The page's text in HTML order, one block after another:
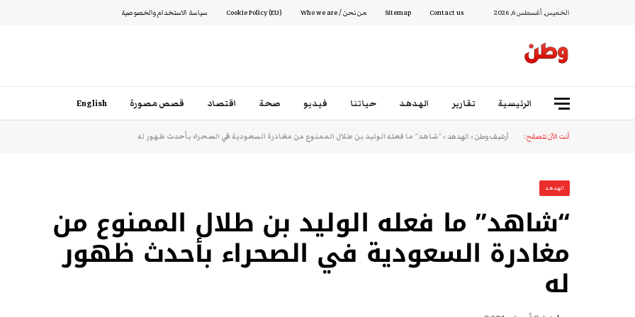
الخميس, أغسطس 6, 2026 Contact us
Sitemap من نحن / Who we are Cookie Policy (EU) سياسة الاستخدام والخصوصية
الرئيسية تقارير الهدهد حياتنا فيديو صحة اقتصاد قصص مصورة English
أنت الآن تتصفح: أرشيف وطن»الهدهد»“شاهد” ما فعله الوليد بن طلال الممنوع من مغادرة السعودية في الصحراء بأحدث ظهور له
الهدهد
“شاهد” ما فعله الوليد بن طلال الممنوع من
مغادرة السعودية في الصحراء بأحدث ظهور
له